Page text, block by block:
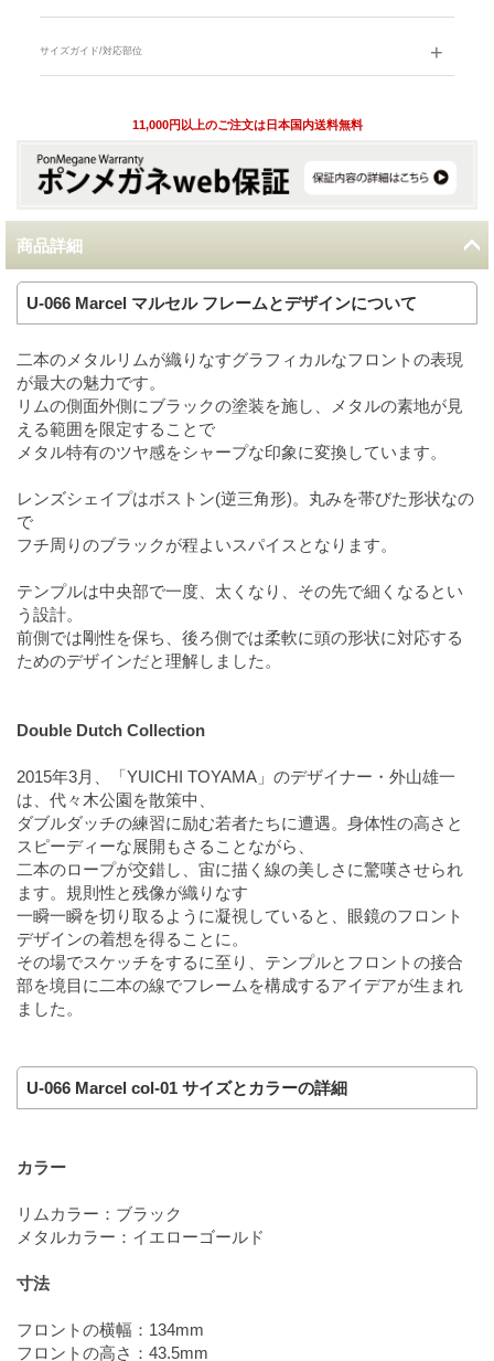
サイズガイド/対応部位
11,000円以上のご注文は日本国内送料無料
商品詳細
U-066 Marcel マルセル フレームとデザインについて
二本のメタルリムが織りなすグラフィカルなフロントの表現
が最大の魅力です。
リムの側面外側にブラックの塗装を施し、メタルの素地が見
える範囲を限定することで
メタル特有のツヤ感をシャープな印象に変換しています。
レンズシェイプはボストン(逆三角形)。丸みを帯びた形状なの
で
フチ周りのブラックが程よいスパイスとなります。
テンプルは中央部で一度、太くなり、その先で細くなるとい
う設計。
前側では剛性を保ち、後ろ側では柔軟に頭の形状に対応する
ためのデザインだと理解しました。
Double Dutch Collection
2015年3月、「YUICHI TOYAMA」のデザイナー・外山雄一
は、代々木公園を散策中、
ダブルダッチの練習に励む若者たちに遭遇。身体性の高さと
スピーディーな展開もさることながら、
二本のロープが交錯し、宙に描く線の美しさに驚嘆させられ
ます。規則性と残像が織りなす
一瞬一瞬を切り取るように凝視していると、眼鏡のフロント
デザインの着想を得ることに。
その場でスケッチをするに至り、テンプルとフロントの接合
部を境目に二本の線でフレームを構成するアイデアが生まれ
ました。
U-066 Marcel col-01 サイズとカラーの詳細
カラー
リムカラー：ブラック
メタルカラー：イエローゴールド
寸法
フロントの横幅：134mm
フロントの高さ：43.5mm